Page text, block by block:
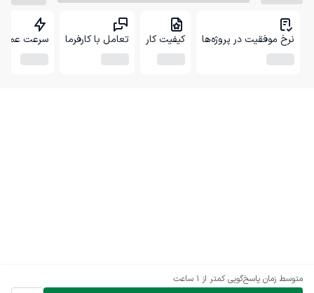
متوسط زمان پاسخ‌گویی کمتر از 1 ساعت
نرخ موفقیت در پروژه‌ها کیفیت کار تعامل با کارفرما سرعت عمل